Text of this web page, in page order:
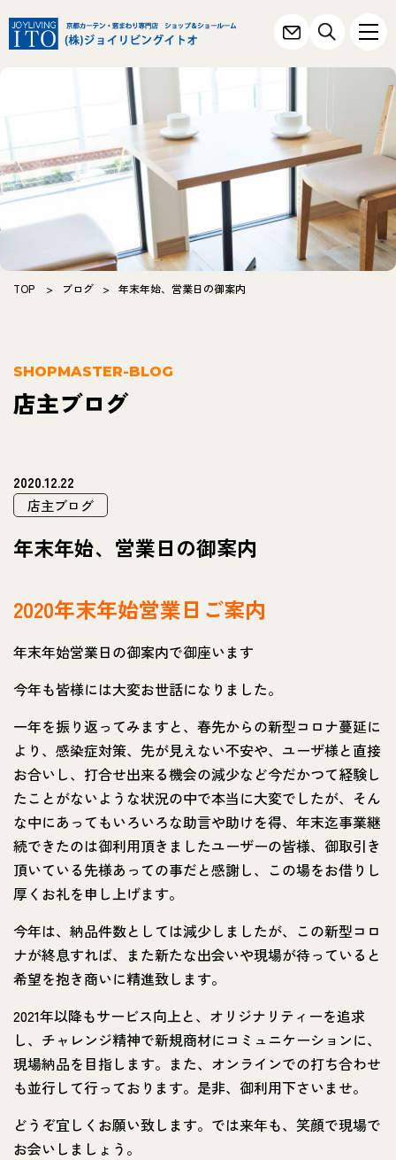
TOP > ブログ > 年末年始、営業日の御案内
SHOPMASTER-BLOG
店主ブログ
2020.12.22
店主ブログ
年末年始、営業日の御案内
2020年末年始営業日ご案内
年末年始営業日の御案内で御座います
今年も皆様には大変お世話になりました。
一年を振り返ってみますと、春先からの新型コロナ蔓延に
より、感染症対策、先が見えない不安や、ユーザ様と直接
お合いし、打合せ出来る機会の減少など今だかつて経験し
たことがないような状況の中で本当に大変でしたが、そん
な中にあってもいろいろな助言や助けを得、年末迄事業継
続できたのは御利用頂きましたユーザーの皆様、御取引き
頂いている先様あっての事だと感謝し、この場をお借りし
厚くお礼を申し上げます。
今年は、納品件数としては減少しましたが、この新型コロ
ナが終息すれば、また新たな出会いや現場が待っていると
希望を抱き商いに精進致します。
2021年以降もサービス向上と、オリジナリティーを追求
し、チャレンジ精神で新規商材にコミュニケーションに、
現場納品を目指します。また、オンラインでの打ち合わせ
も並行して行っております。是非、御利用下さいませ。
どうぞ宜しくお願い致します。では来年も、笑顔で現場で
お会いしましょう。